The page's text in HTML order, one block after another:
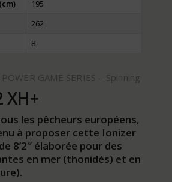
195
262
8
GAME SERIES – Spinning
XH+
les pêcheurs européens,
à proposer cette Ionizer
8’2″ élaborée pour des
en mer (thonidés) et en